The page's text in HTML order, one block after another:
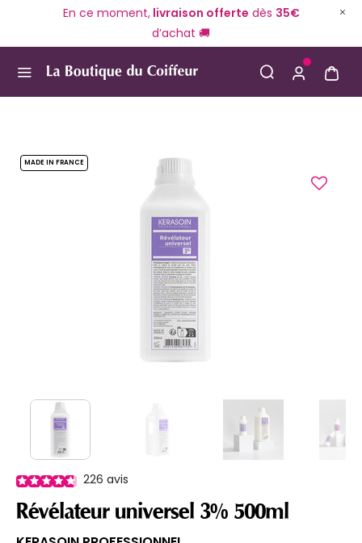
En ce moment,livraison offerte dès 35€
d’achat 🚚
MADE IN FRANCE
226 avis
Révélateur universel 3% 500ml